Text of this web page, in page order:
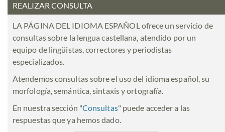
REALIZAR CONSULTA
LA PÁGINA DEL IDIOMA ESPAÑOL ofrece un servicio de
consultas sobre la lengua castellana, atendido por un
equipo de lingüistas, correctores y periodistas
especializados.
Atendemos consultas sobre el uso del idioma español, su
morfología, semántica, sintaxis y ortografía.
En nuestra sección "Consultas" puede acceder a las
respuestas que ya hemos dado.